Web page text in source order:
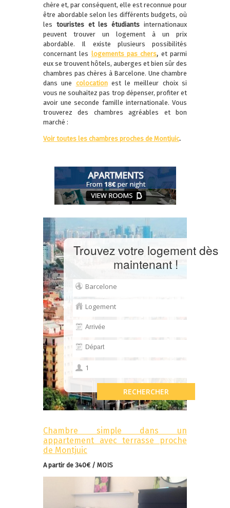
chère et, par conséquent, elle est reconnue pour
être abordable selon les différents budgets, où
les touristes et les étudiants internationaux
peuvent trouver un logement à un prix
abordable. Il existe plusieurs possibilités
concernant les logements pas chers, et parmi
eux se trouvent hôtels, auberges et bien sûr des
chambres pas chères à Barcelone. Une chambre
dans une colocationest le meilleur choix si
vous ne souhaitez pas trop dépenser, profiter et
avoir une seconde famille internationale. Vous
trouverez des chambres agréables et bon
marché :
Voir toutes les chambres proches de Montjuic.
Trouvez votre logement dès
maintenant !
Chambre simple dans un
appartement avec terrasse proche
de Montjuic
A partir de 340€ / MOIS